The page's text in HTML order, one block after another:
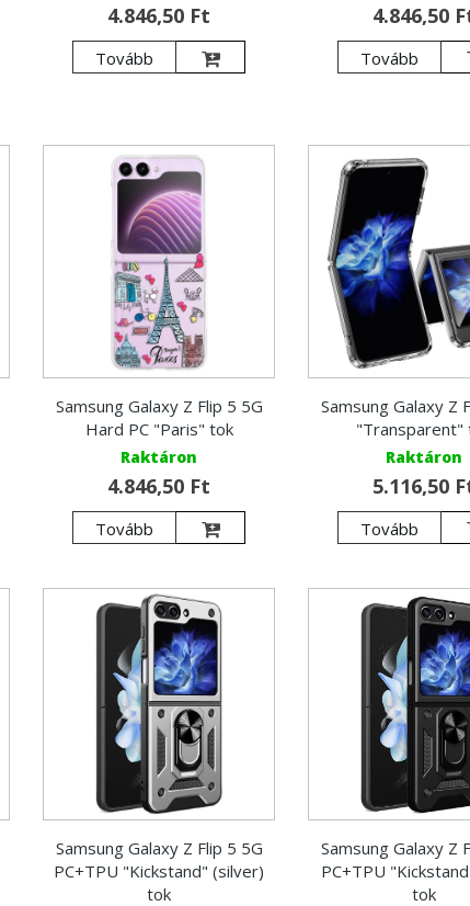
4.846,50 Ft
Tovább
4.846,50
Tovább
Samsung Galaxy Z Flip 5 5G
Hard PC "Paris" tok
Raktáron
4.846,50 Ft
Tovább
Samsung Galaxy Z
"Transparent"
Raktáron
5.116,50
Tovább
Samsung Galaxy Z Flip 5 5G
PC+TPU "Kickstand" (silver)
tok
Samsung Galaxy Z
PC+TPU
tok